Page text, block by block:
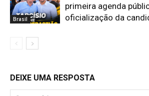
Brasil
primeira agenda
oficialização da
DEIXE UMA RESPOSTA